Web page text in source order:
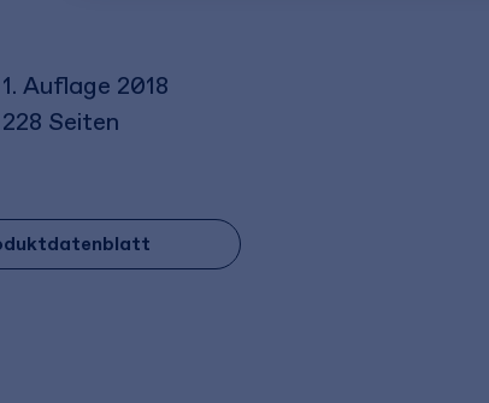
1. Auflage 2018
228 Seiten